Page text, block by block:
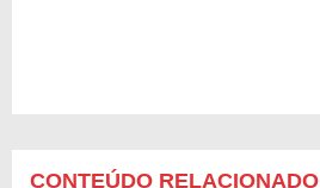
CONTEÚDO RELACIONADO